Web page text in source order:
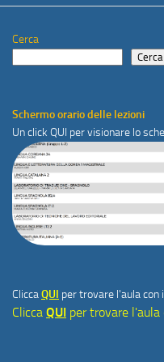
Cerca
Cerca
Schermo orario delle lezioni
Un click QUI per visionare lo
CliccaQUI per trovare l'aula con
Clicca QUI per trovare l'aula